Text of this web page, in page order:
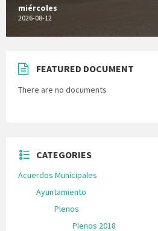
miércoles
2026-08-12
FEATURED DOCUMENT
There are no documents
CATEGORIES
Acuerdos Municipales
Ayuntamiento
Plenos
Plenos 2018